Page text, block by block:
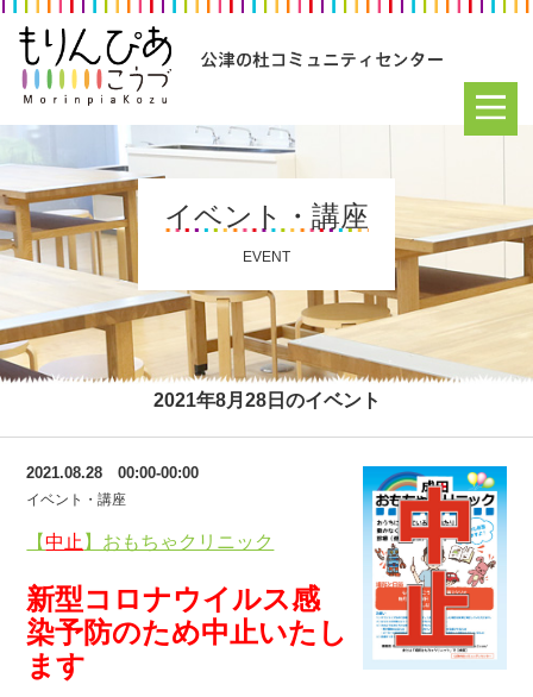
イベント・講座
EVENT
2021年8月28日のイベント
【中止 】おもちゃクリニック
2021.08.28 00:00-00:00
イベント・講座
新型コロナウイルス感
染予防のため中止いたし
ます